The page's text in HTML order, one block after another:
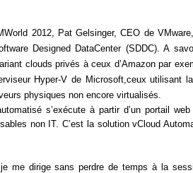
2012, Pat Gelsinger, CEO de
Designed DataCenter (SDDC). A
clouds privés à ceux d’Amazon par
Hyper-V de Microsoft,ceux utilisant
physiques non encore virtualisés.
s’exécute à partir d’un portail
non IT. C’est la solution vCloud
me dirige sans perdre de temps à la